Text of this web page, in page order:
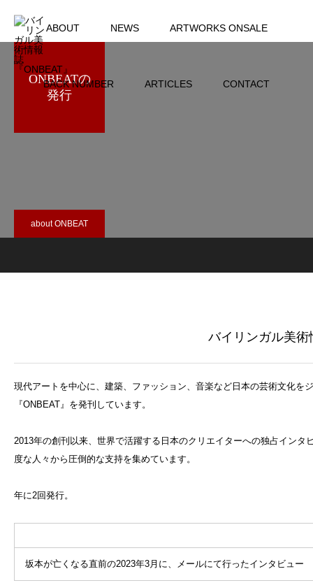
ABOUT NEWS ARTWORKS ONSALE
BACK NUMBER ARTICLES CONTACT
ONBEATの
発行
about ONBEAT
バイリンガル美術
現代アートを中心に、建築、ファッション、音楽など日本の芸術文化を
『ONBEAT』を発刊しています。
2013年の創刊以来、世界で活躍する日本のクリエイターへの独占イン
度な人々から圧倒的な支持を集めています。
年に2回発行。
坂本が亡くなる直前の2023年3月に、メールにて行ったインタビュー